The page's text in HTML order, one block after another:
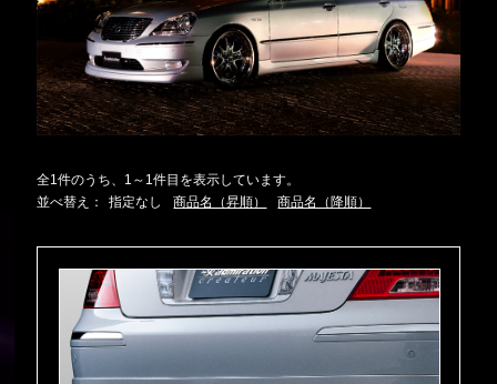
全1件のうち、1～1件目を表示しています。
並べ替え：
指定なし 商品名（昇順） 商品名（降順）